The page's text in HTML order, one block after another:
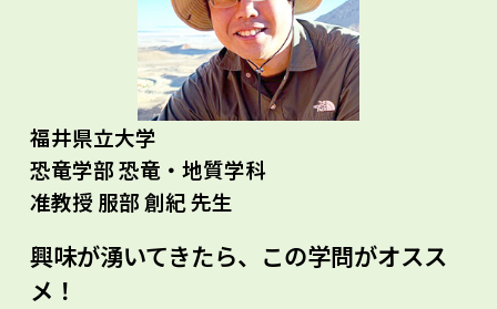
福井県立大学
恐竜学部 恐竜・地質学科
准教授 服部 創紀 先生
興味が湧いてきたら、この学問がオスス
メ！